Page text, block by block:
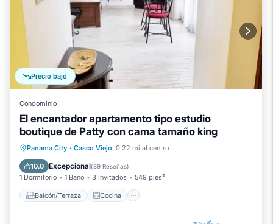
Precio bajó
Condominio
El encantador apartamento tipo estudio
boutique de Patty con cama tamaño king
Panama City · Casco Viejo 0.22 mi al centro
10.0 Excepcional(89 Reseñas)
1 Dormitorio 1 Baño 3 Invitados 549 pies²
Balcón/Terraza Cocina
Balcón/Terraza
Cocina
Aire acondicionado